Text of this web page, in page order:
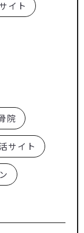
イト
院
サイト